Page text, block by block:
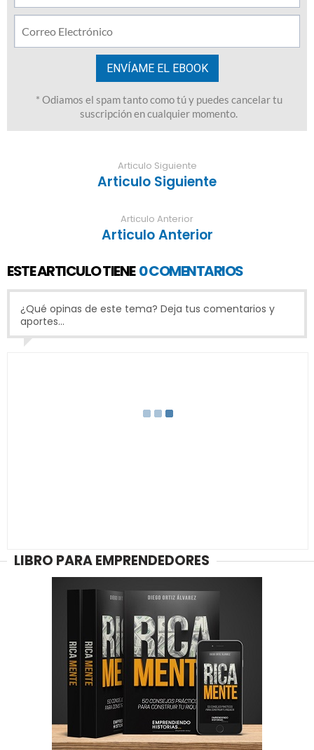
Articulo Siguiente
Articulo Siguiente
Articulo Anterior
Articulo Anterior
ESTE ARTICULO TIENE 0 COMENTARIOS
¿Qué opinas de este tema? Deja tus comentarios y
aportes...
LIBRO PARA EMPRENDEDORES